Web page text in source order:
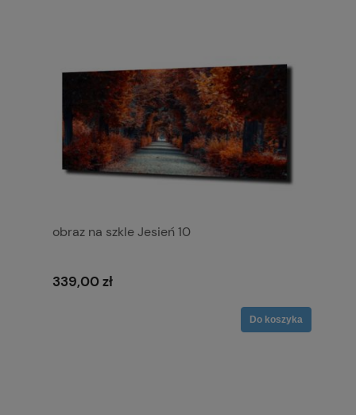
obraz na szkle Jesień 10
339,00 zł
Do koszyka